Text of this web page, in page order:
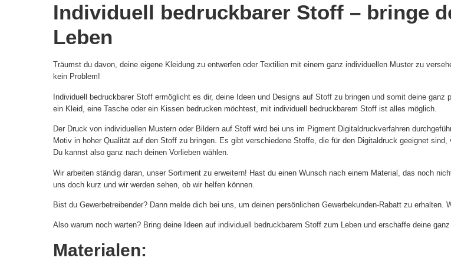
Individuell bedruckbarer Stoff – bringe
Leben
Träumst du davon, deine eigene Kleidung zu entwerfen oder Textilien mit einem ganz individuellen Muster zu
kein Problem!
Individuell bedruckbarer Stoff ermöglicht es dir, deine Ideen und Designs auf Stoff zu bringen und somit deine ganz
ein Kleid, eine Tasche oder ein Kissen bedrucken möchtest, mit individuell bedruckbarem Stoff ist alles möglich.
Der Druck von individuellen Mustern oder Bildern auf Stoff wird bei uns im Pigment Digitaldruckverfahren
Motiv in hoher Qualität auf den Stoff zu bringen. Es gibt verschiedene Stoffe, die für den Digitaldruck geeignet
Du kannst also ganz nach deinen Vorlieben wählen.
Wir arbeiten ständig daran, unser Sortiment zu erweitern! Hast du einen Wunsch nach einem Material, das noch
uns doch kurz und wir werden sehen, ob wir helfen können.
Bist du Gewerbetreibender? Dann melde dich bei uns, um deinen persönlichen Gewerbekunden-Rabatt zu erhalten.
Also warum noch warten? Bring deine Ideen auf individuell bedruckbarem Stoff zum Leben und erschaffe deine
Materialen: